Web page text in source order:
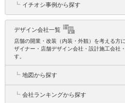
┗ イチオシ事例から探す
デザイン会社一覧
店舗の開業・改装（内装・外観）を考える方
ザイナー・店舗デザイン会社・設計施工会社
す。
┗ 地図から探す
┗ 会社ランキングから探す